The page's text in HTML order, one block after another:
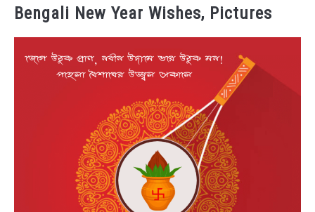
Bengali New Year Wishes, Pictures